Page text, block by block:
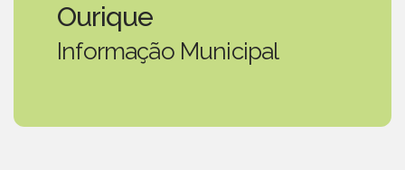
Ourique
Informação Municipal